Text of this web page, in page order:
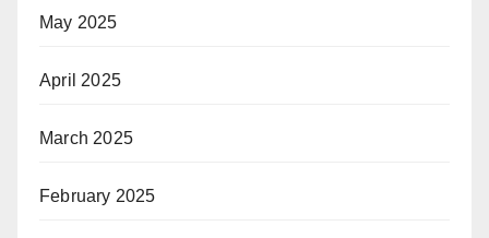
May 2025
April 2025
March 2025
February 2025